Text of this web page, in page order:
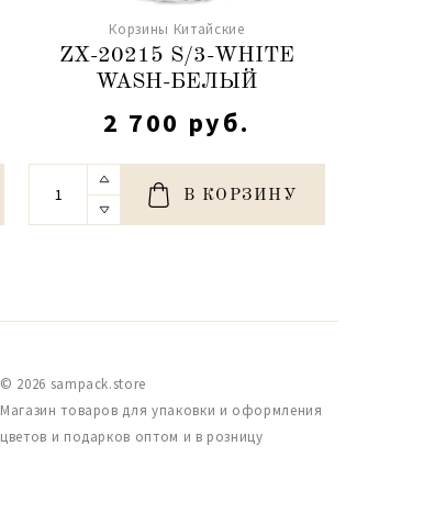
Корзины Китайские
ZX-20215 S/3-WHITE
WASH-БЕЛЫЙ
2 700 руб.
В КОРЗИНУ
© 2026 sampack.store
Магазин товаров для упаковки и оформления
цветов и подарков оптом и в розницу